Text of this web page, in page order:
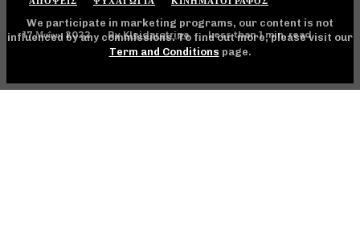
17 Μαΐου, 2022 By Kleidarotripa Less than 1min. read
We participate in marketing programs, our content is not
influenced by any commissions. To find out more, please visit our
Term and Conditions page.